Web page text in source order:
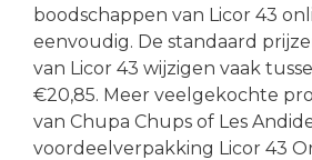
boodschappen van Licor 43
eenvoudig. De standaard
van Licor 43 wijzigen vaak
€20,85. Meer veelgekochte
van Chupa Chups of Les
voordeelverpakking Licor 43